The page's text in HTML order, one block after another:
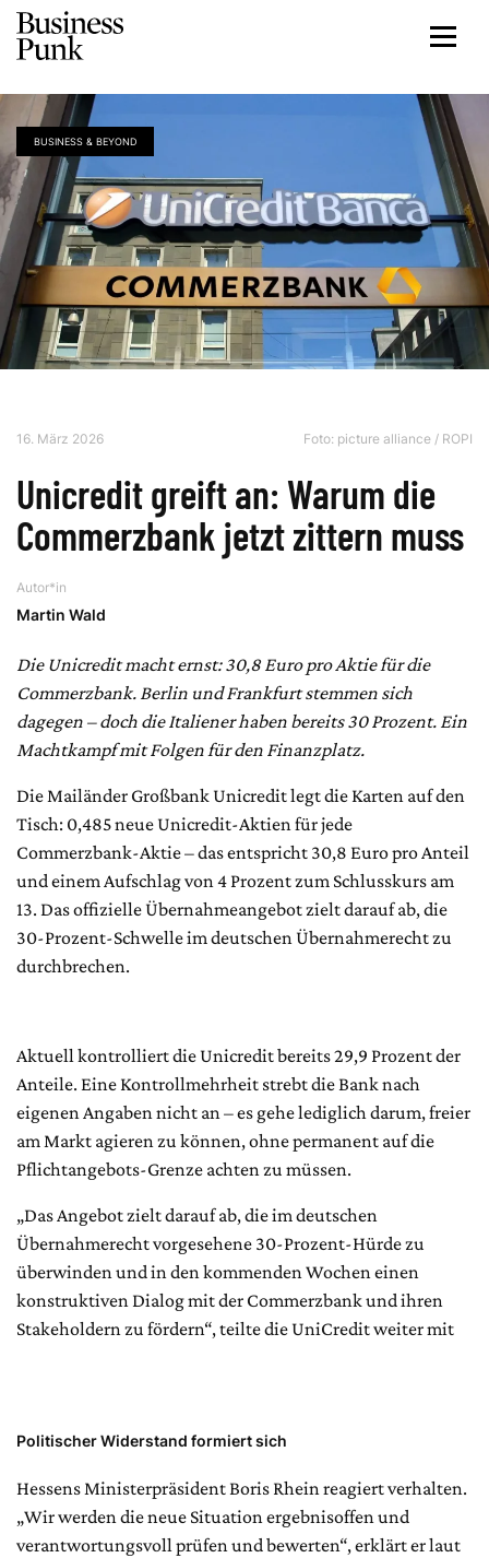
BUSINESS & BEYOND
16. März 2026 Foto: picture alliance / ROPI
Unicredit greift an: Warum die
Commerzbank jetzt zittern muss
Autor*in
Martin Wald
Die Unicredit macht ernst: 30,8 Euro pro Aktie für die
Commerzbank. Berlin und Frankfurt stemmen sich
dagegen – doch die Italiener haben bereits 30 Prozent. Ein
Machtkampf mit Folgen für den Finanzplatz.
Die Mailänder Großbank Unicredit legt die Karten auf den
Tisch: 0,485 neue Unicredit-Aktien für jede
Commerzbank-Aktie – das entspricht 30,8 Euro pro Anteil
und einem Aufschlag von 4 Prozent zum Schlusskurs am
13. Das offizielle Übernahmeangebot zielt darauf ab, die
30-Prozent-Schwelle im deutschen Übernahmerecht zu
durchbrechen.
Aktuell kontrolliert die Unicredit bereits 29,9 Prozent der
Anteile. Eine Kontrollmehrheit strebt die Bank nach
eigenen Angaben nicht an – es gehe lediglich darum, freier
am Markt agieren zu können, ohne permanent auf die
Pflichtangebots-Grenze achten zu müssen.
„Das Angebot zielt darauf ab, die im deutschen
Übernahmerecht vorgesehene 30-Prozent-Hürde zu
überwinden und in den kommenden Wochen einen
konstruktiven Dialog mit der Commerzbank und ihren
Stakeholdern zu fördern“, teilte die UniCredit weiter mit
Politischer Widerstand formiert sich
Hessens Ministerpräsident Boris Rhein reagiert verhalten.
„Wir werden die neue Situation ergebnisoffen und
verantwortungsvoll prüfen und bewerten“, erklärt er laut